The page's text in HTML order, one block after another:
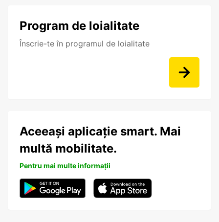
Program de loialitate
Înscrie-te în programul de loialitate
Aceeași aplicație smart. Mai
multă mobilitate.
Pentru mai multe informații